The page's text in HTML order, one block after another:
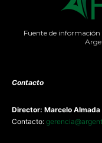
Fuente de
Contacto
Director: Marcelo Almada
Contacto: